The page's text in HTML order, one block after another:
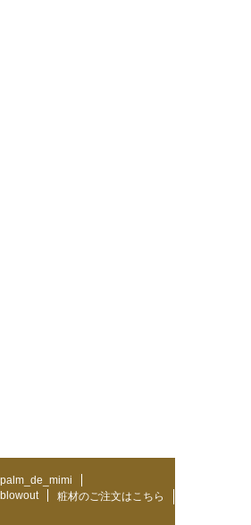
粧材のご注文はこちら